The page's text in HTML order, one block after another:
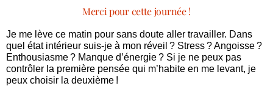
Merci pour cette journée !
Je me lève ce matin pour sans doute aller travailler. Dans
quel état intérieur suis-je à mon réveil ? Stress ? Angoisse ?
Enthousiasme ? Manque d’énergie ? Si je ne peux pas
contrôler la première pensée qui m’habite en me levant, je
peux choisir la deuxième !